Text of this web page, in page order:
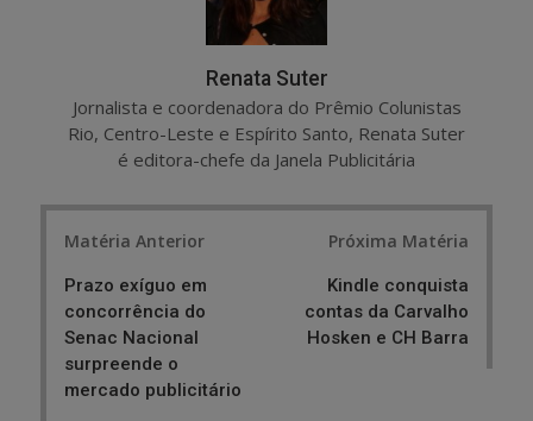
Renata Suter
Jornalista e coordenadora do Prêmio Colunistas
Rio, Centro-Leste e Espírito Santo, Renata Suter
é editora-chefe da Janela Publicitária
Matéria Anterior
Prazo exíguo em
concorrência do
Senac Nacional
surpreende o
mercado publicitário
Próxima Matéria
Kindle conquista
contas da Carvalho
Hosken e CH Barra